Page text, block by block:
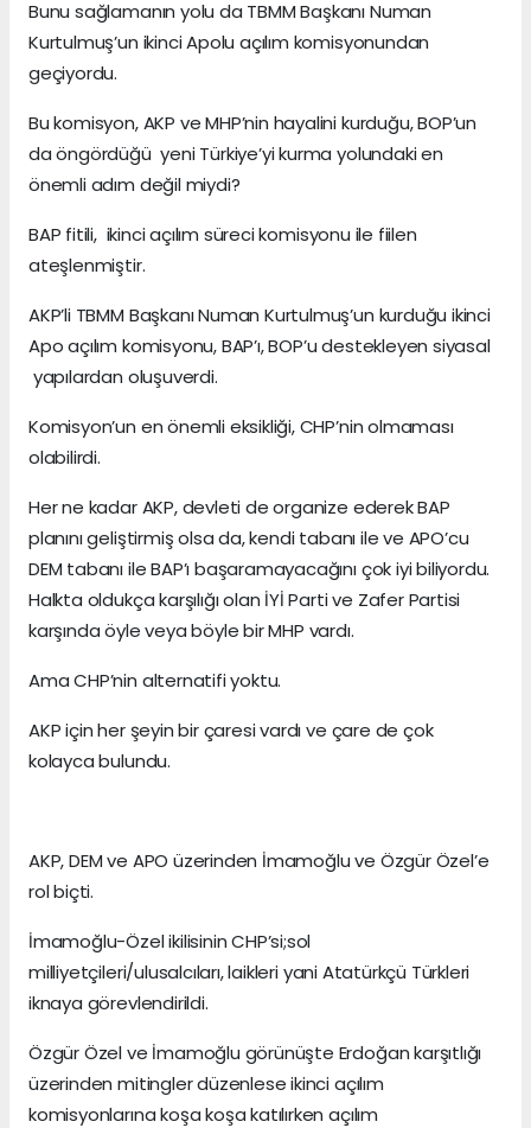
Bunu sağlamanın yolu da TBMM Başkanı Numan
Kurtulmuş’un ikinci Apolu açılım komisyonundan
geçiyordu.
Bu komisyon, AKP ve MHP’nin hayalini kurduğu, BOP’un
da öngördüğü yeni Türkiye’yi kurma yolundaki en
önemli adım değil miydi?
BAP fitili, ikinci açılım süreci komisyonu ile fiilen
ateşlenmiştir.
AKP’li TBMM Başkanı Numan Kurtulmuş’un kurduğu ikinci
Apo açılım komisyonu, BAP’ı, BOP’u destekleyen siyasal
yapılardan oluşuverdi.
Komisyon’un en önemli eksikliği, CHP’nin olmaması
olabilirdi.
Her ne kadar AKP, devleti de organize ederek BAP
planını geliştirmiş olsa da, kendi tabanı ile ve APO’cu
DEM tabanı ile BAP’ı başaramayacağını çok iyi biliyordu.
Halkta oldukça karşılığı olan İYİ Parti ve Zafer Partisi
karşında öyle veya böyle bir MHP vardı.
Ama CHP’nin alternatifi yoktu.
AKP için her şeyin bir çaresi vardı ve çare de çok
kolayca bulundu.
AKP, DEM ve APO üzerinden İmamoğlu ve Özgür Özel’e
rol biçti.
İmamoğlu-Özel ikilisinin CHP’si;sol
milliyetçileri/ulusalcıları, laikleri yani Atatürkçü Türkleri
iknaya görevlendirildi.
Özgür Özel ve İmamoğlu görünüşte Erdoğan karşıtlığı
üzerinden mitingler düzenlese ikinci açılım
komisyonlarına koşa koşa katılırken açılım